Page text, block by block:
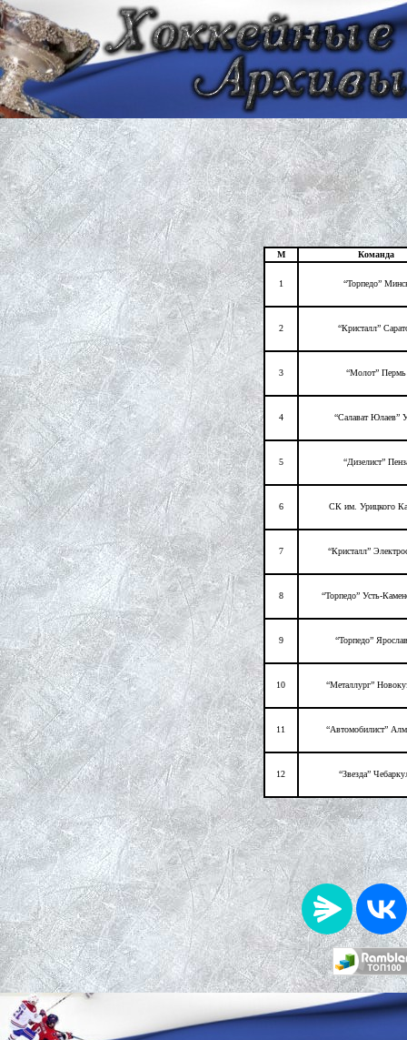
М Команда
1 “Торпедо”
2 “Кристалл”
3 “Молот” Пермь
4 “Салават Юлаев”
5 “Дизелист”
6 СК им. Урицкого
7 “Кристалл”
8 “Торпедо” Усть-
9 “Торпедо”
10 “Металлург”
11 “Автомобилист”
12 “Звезда”